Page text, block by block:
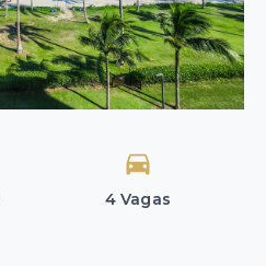
4 Vagas